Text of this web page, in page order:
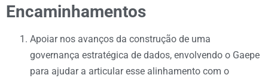
Encaminhamentos
Apoiar nos avanços da construção de uma
governança estratégica de dados, envolvendo o Gaepe
para ajudar a articular esse alinhamento com o